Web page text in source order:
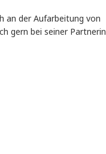
an der Aufarbeitung von
gern bei seiner Partnerin